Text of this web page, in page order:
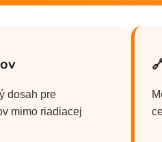
dosah pre
mimo riadiacej